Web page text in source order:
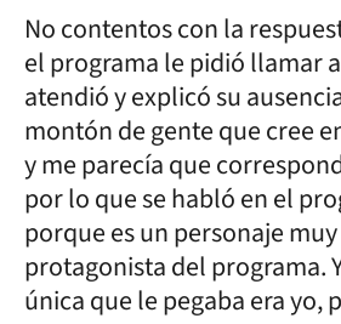
No contentos con la
el programa le pidió llamar
atendió y explicó su
montón de gente que cree
y me parecía que
por lo que se habló en el
porque es un personaje
protagonista del programa.
única que le pegaba era yo,